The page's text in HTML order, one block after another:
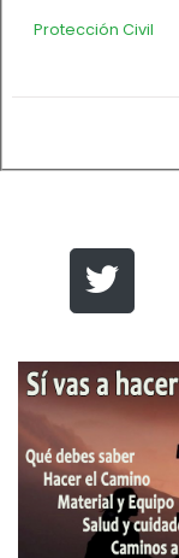
Protección Civil